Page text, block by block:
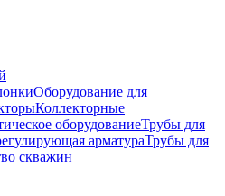
Оборудование для
Коллекторные
оборудованиеТрубы для
арматураТрубы для
скважин